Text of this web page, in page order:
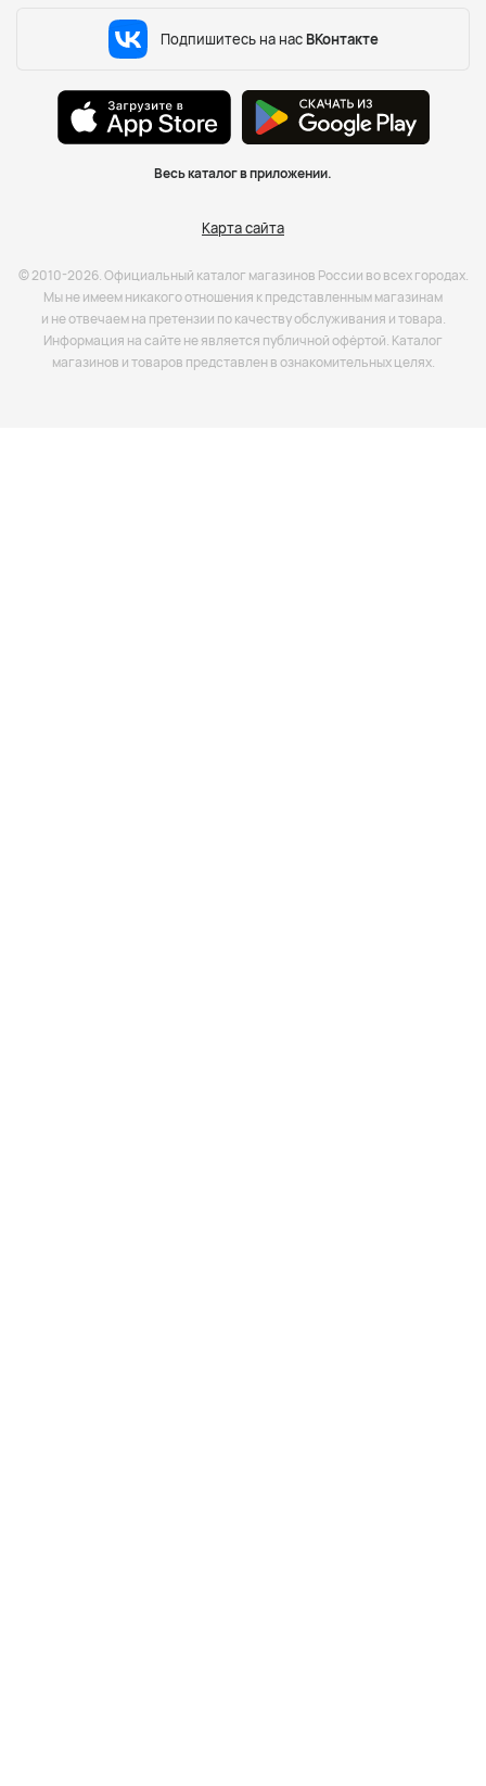
Подпишитесь на нас ВКонтакте
Весь каталог в приложении.
Карта сайта
© 2010-2026. Официальный каталог магазинов России во всех городах.
Мы не имеем никакого отношения к представленным магазинам
и не отвечаем на претензии по качеству обслуживания и товара.
Информация на сайте не является публичной офёртой. Каталог
магазинов и товаров представлен в ознакомительных целях.